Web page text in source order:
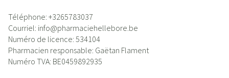
Téléphone: +3265783037
Courriel: info@pharmaciehellebore.be
Numéro de licence: 534104
Pharmacien responsable: Gaëtan Flament
Numéro TVA: BE0459892935